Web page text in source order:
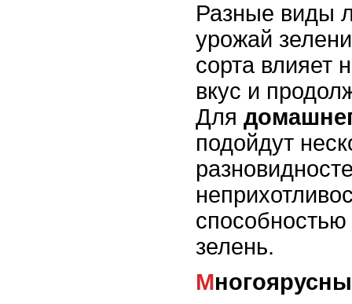
Разные виды
урожай
сорта влияет
вкус и
Для
подойдут
зелень.